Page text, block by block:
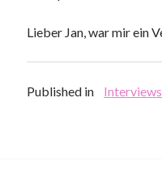
Lieber Jan, war mir ein
Published in Interviews